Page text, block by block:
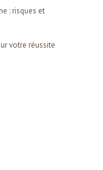
: risques et
votre réussite